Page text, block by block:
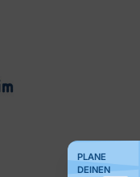
PLANE
DEINEN